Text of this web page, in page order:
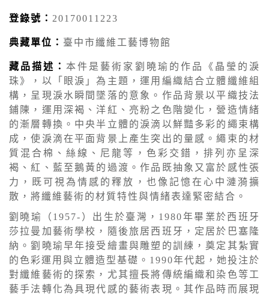
登錄號： 20170011223
典藏單位： 臺中市纖維工藝博物館
藏品描述：本件是藝術家劉曉瑜的作品《晶瑩的淚
珠》，以「眼淚」為主題，運用編織結合立體纖維組
構，呈現淚水瞬間墜落的意象。作品背景以平織技法
鋪陳，運用深褐、洋紅、亮粉之色階變化，營造情緒
的漸層轉換。中央半立體的淚滴以鮮豔多彩的繩束構
成，使淚滴在平面背景上產生突出的量感。繩束的材
質混合棉、絲線、尼龍等，色彩交錯，排列亦呈深
褐、紅、藍至鵝黃的過渡。作品既抽象又富於感性張
力，既可視為情感的釋放，也像記憶在心中漣漪擴
散，將纖維藝術的材質特性與情緒表達緊密結合。
劉曉瑜（1957-）出生於臺灣，1980年畢業於西班牙
莎拉曼加藝術學校，隨後旅居西班牙，定居於巴塞隆
納。劉曉瑜早年接受繪畫與雕塑的訓練，奠定其紮實
的色彩運用與立體造型基礎。1990年代起，她投注於
對纖維藝術的探索，尤其擅長將傳統編織和染色等工
藝手法轉化為具現代感的藝術表現。其作品時而展現